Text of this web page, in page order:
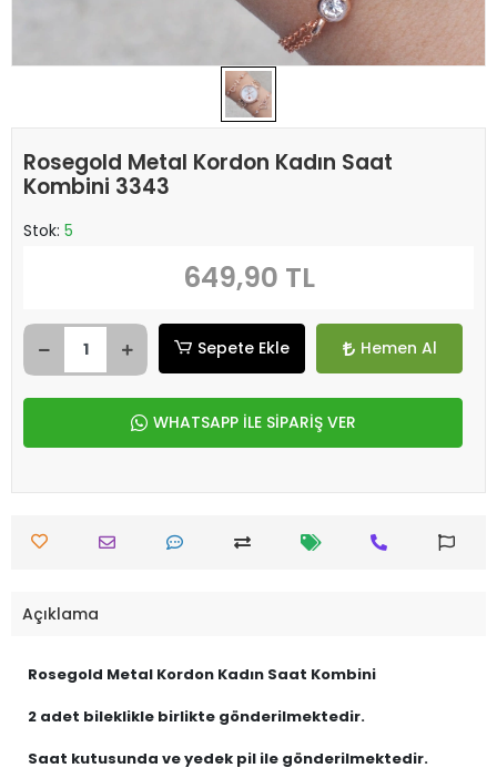
Rosegold Metal Kordon Kadın Saat
Kombini 3343
Stok: 5
649,90 TL
Sepete Ekle Hemen Al
WHATSAPP İLE SİPARİŞ VER
Açıklama
Rosegold Metal Kordon Kadın Saat Kombini
2 adet bileklikle birlikte gönderilmektedir.
Saat kutusunda ve yedek pil ile gönderilmektedir.